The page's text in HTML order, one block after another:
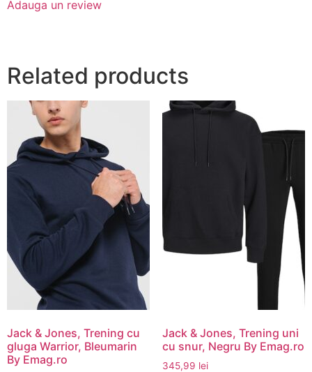
Adauga un review
Related products
Jack & Jones, Trening cu
gluga Warrior, Bleumarin
By Emag.ro
Jack & Jones, Trening uni
cu snur, Negru By Emag.ro
345,99 lei